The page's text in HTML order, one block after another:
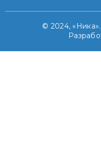
© 2024,